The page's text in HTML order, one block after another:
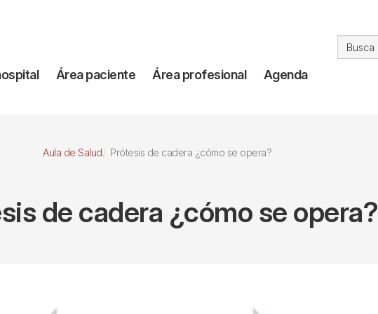
Área paciente Área profesional Agenda
Aula de Salud Prótesis de cadera ¿cómo se opera?
de cadera ¿cómo se opera?